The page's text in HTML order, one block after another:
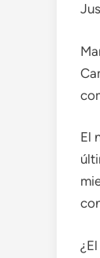
El